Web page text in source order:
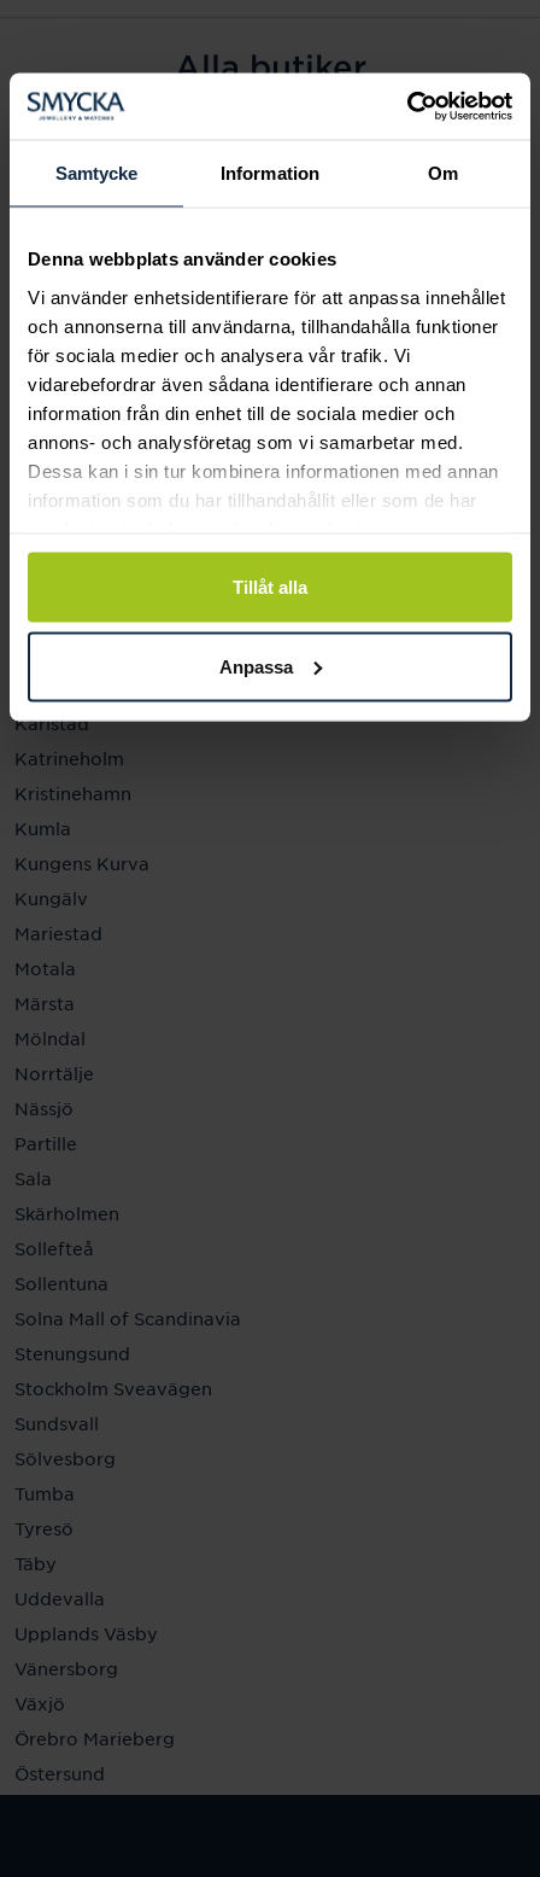
Samtycke Information Om
Denna webbplats använder cookies
Vi använder enhetsidentifierare för att anpassa innehållet
och annonserna till användarna, tillhandahålla funktioner
för sociala medier och analysera vår trafik. Vi
vidarebefordrar även sådana identifierare och annan
information från din enhet till de sociala medier och
annons- och analysföretag som vi samarbetar med.
Dessa kan i sin tur kombinera informationen med annan
information som du har tillhandahållit eller som de har
Tillåt alla
Anpassa
Alla butiker
Alingsås
Arvidsjaur
Eksjö
Fagersta
Farsta
Gävle
Halmstad
Halmstad Hallarna
Haninge
Helsingborg
Jönköping
Karlstad
Katrineholm
Kristinehamn
Kumla
Kungens Kurva
Kungälv
Mariestad
Motala
Märsta
Mölndal
Norrtälje
Nässjö
Partille
Sala
Skärholmen
Sollefteå
Sollentuna
Solna Mall of Scandinavia
Stenungsund
Stockholm Sveavägen
Sundsvall
Sölvesborg
Tumba
Tyresö
Täby
Uddevalla
Upplands Väsby
Vänersborg
Växjö
Örebro Marieberg
Östersund